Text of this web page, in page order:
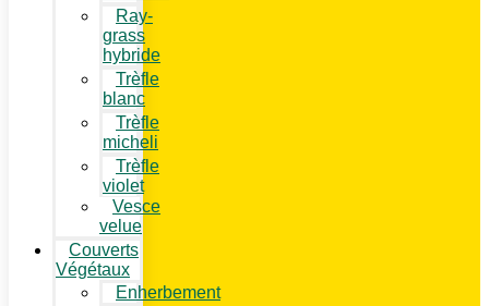
Ray-
grass
hybride
Trèfle
blanc
Trèfle
micheli
Trèfle
violet
Vesce
velue
Couverts
Végétaux
Enherbement